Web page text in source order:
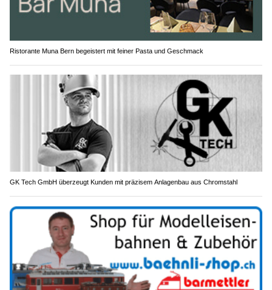
Ristorante Muna Bern begeistert mit feiner Pasta und Geschmack
GK Tech GmbH überzeugt Kunden mit präzisem Anlagenbau aus Chromstahl